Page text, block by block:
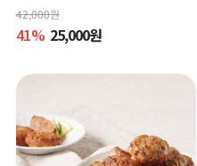
42,000원
41% 25,000원